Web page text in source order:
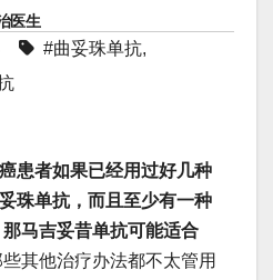
医生
#曲妥珠单抗,
患者如果已经用过好几种
珠单抗，而且至少有一种
马吉妥昔单抗可能适合
其他治疗办法都不太管用